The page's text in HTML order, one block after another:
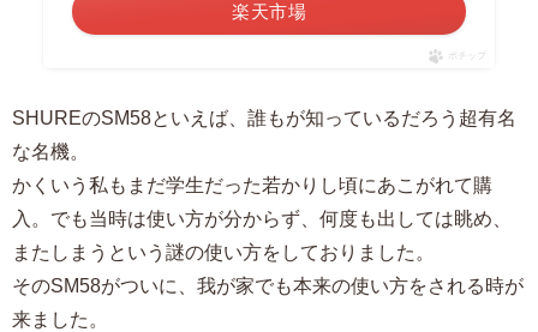
楽天市場
ポチップ
SHUREのSM58といえば、誰もが知っているだろう超有名
な名機。
かくいう私もまだ学生だった若かりし頃にあこがれて購
入。でも当時は使い方が分からず、何度も出しては眺め、
またしまうという謎の使い方をしておりました。
そのSM58がついに、我が家でも本来の使い方をされる時が
来ました。